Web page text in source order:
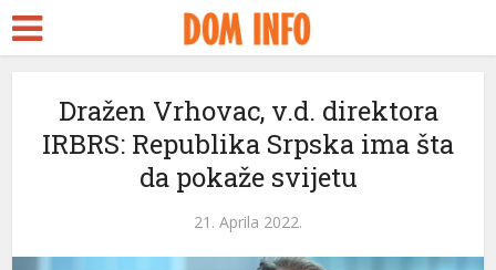
Dražen Vrhovac, v.d. direktora
IRBRS: Republika Srpska ima šta
da pokaže svijetu
21. Aprila 2022.